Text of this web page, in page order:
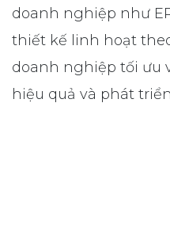
doanh nghiệp như
thiết kế linh hoạt
doanh nghiệp tối ưu
hiệu quả và phát